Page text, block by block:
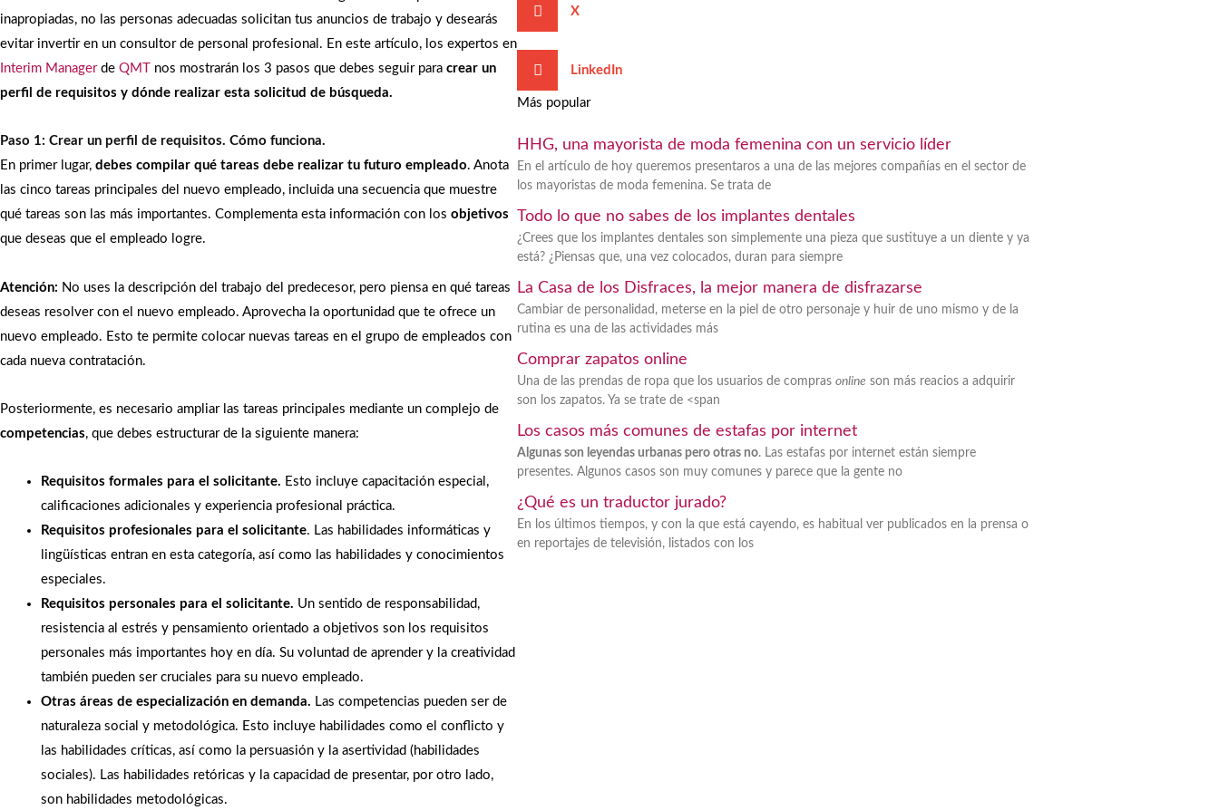
inapropiadas, no las personas adecuadas solicitan tus anuncios de trabajo y desearás
evitar invertir en un consultor de personal profesional. En este artículo, los expertos en
Interim Managerde QMT nos mostrarán los 3 pasos que debes seguir para crear un
perfil de requisitos y dónde realizar esta solicitud de búsqueda.
Paso 1: Crear un perfil de requisitos. Cómo funciona.
En primer lugar, debes compilar qué tareas debe realizar tu futuro empleado. Anota
las cinco tareas principales del nuevo empleado, incluida una secuencia que muestre
qué tareas son las más importantes. Complementa esta información con los objetivos
que deseas que el empleado logre.
Atención: No uses la descripción del trabajo del predecesor, pero piensa en qué tareas
deseas resolver con el nuevo empleado. Aprovecha la oportunidad que te ofrece un
nuevo empleado. Esto te permite colocar nuevas tareas en el grupo de empleados con
cada nueva contratación.
Posteriormente, es necesario ampliar las tareas principales mediante un complejo de
competencias, que debes estructurar de la siguiente manera:
Requisitos formales para el solicitante. Esto incluye capacitación especial,
calificaciones adicionales y experiencia profesional práctica.
Requisitos profesionales para el solicitante. Las habilidades informáticas y
lingüísticas entran en esta categoría, así como las habilidades y conocimientos
especiales.
Requisitos personales para el solicitante. Un sentido de responsabilidad,
resistencia al estrés y pensamiento orientado a objetivos son los requisitos
personales más importantes hoy en día. Su voluntad de aprender y la creatividad
también pueden ser cruciales para su nuevo empleado.
Otras áreas de especialización en demanda. Las competencias pueden ser de
naturaleza social y metodológica. Esto incluye habilidades como el conflicto y
las habilidades críticas, así como la persuasión y la asertividad (habilidades
sociales). Las habilidades retóricas y la capacidad de presentar, por otro lado,
son habilidades metodológicas.
X
LinkedIn
Más popular
HHG, una mayorista de moda femenina con un servicio líder
En el artículo de hoy queremos presentaros a una de las mejores compañías en el sector de
los mayoristas de moda femenina. Se trata de
Todo lo que no sabes de los implantes dentales
¿Crees que los implantes dentales son simplemente una pieza que sustituye a un diente y ya
está? ¿Piensas que, una vez colocados, duran para siempre
La Casa de los Disfraces, la mejor manera de disfrazarse
Cambiar de personalidad, meterse en la piel de otro personaje y huir de uno mismo y de la
rutina es una de las actividades más
Comprar zapatos online
Una de las prendas de ropa que los usuarios de compras online son más reacios a adquirir
son los zapatos. Ya se trate de <span
Los casos más comunes de estafas por internet
Algunas son leyendas urbanas pero otras no. Las estafas por internet están siempre
presentes. Algunos casos son muy comunes y parece que la gente no
¿Qué es un traductor jurado?
En los últimos tiempos, y con la que está cayendo, es habitual ver publicados en la prensa o
en reportajes de televisión, listados con los